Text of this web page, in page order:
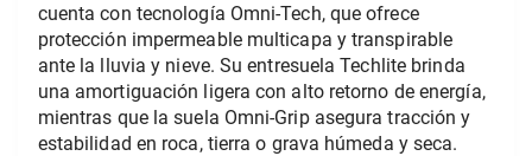
cuenta con tecnología Omni-Tech, que ofrece
protección impermeable multicapa y transpirable
ante la lluvia y nieve. Su entresuela Techlite brinda
una amortiguación ligera con alto retorno de energía,
mientras que la suela Omni-Grip asegura tracción y
estabilidad en roca, tierra o grava húmeda y seca.